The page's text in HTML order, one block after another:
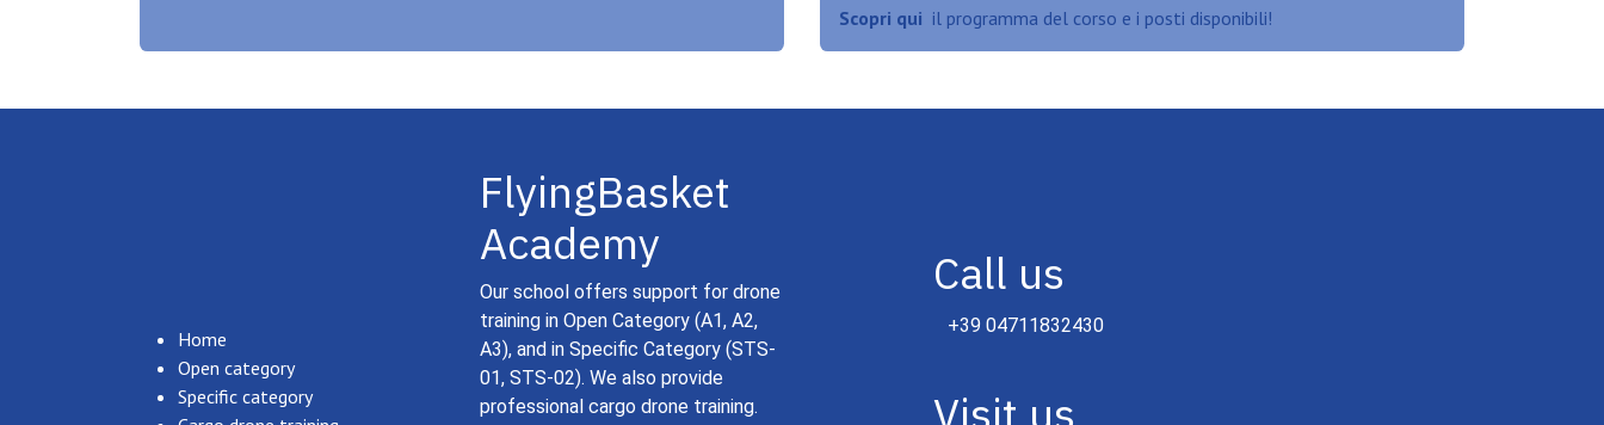
Scopri qui il programma del corso e i posti disponibili!
Home
Open category
Specific category
FlyingBasket
Academy
Our school offers support for drone
training in Open Category (A1, A2,
A3), and in Specific Category (STS-
01, STS-02). We also provide
professional cargo drone training.
Call us
+39 04711832430
Visit us